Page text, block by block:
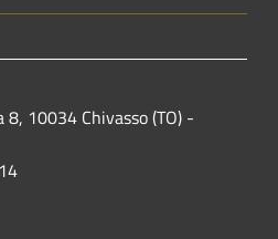
8, 10034 Chivasso (TO) -